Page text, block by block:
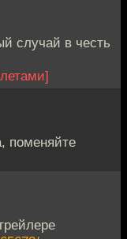
случай в честь
поменяйте